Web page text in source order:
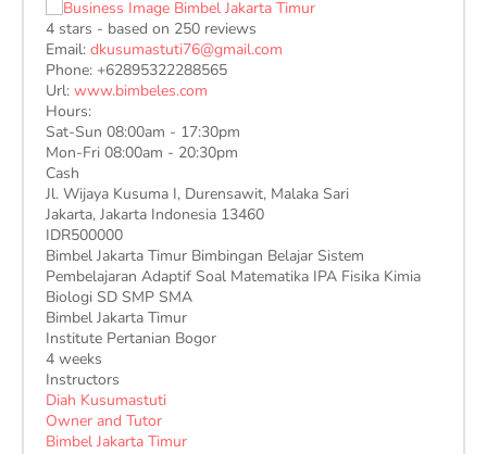
4stars - based on 250reviews
Email: dkusumastuti76@gmail.com
Phone: +62895322288565
Url: www.bimbeles.com
Hours:
Sat-Sun 08:00am - 17:30pm
Mon-Fri 08:00am - 20:30pm
Cash
Jl. Wijaya Kusuma I, Durensawit, Malaka Sari
Jakarta, Jakarta Indonesia 13460
IDR500000
Bimbel Jakarta Timur Bimbingan Belajar Sistem
Pembelajaran Adaptif Soal Matematika IPA Fisika Kimia
Biologi SD SMP SMA
Bimbel Jakarta Timur
Institute Pertanian Bogor
4 weeks
Instructors
Diah Kusumastuti
Owner and Tutor
Bimbel Jakarta Timur